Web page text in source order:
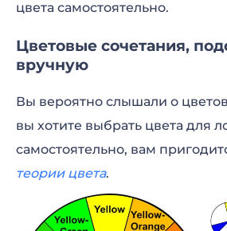
цвета самостоятельно.
Цветовые сочетания,
вручную
Вы вероятно слышали о
вы хотите выбрать цвета для
самостоятельно, вам
теории цвета.